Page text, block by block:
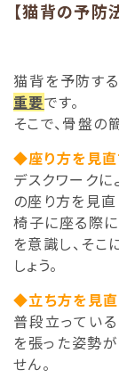
【猫背の予防
猫背を予防する
重要です。
そこで、骨盤の
◆座り方を見直
デスクワークに
の座り方を見直
椅子に座る際に
を意識し、そ
しょう。
◆立ち方を見
普段立ってい
を張った姿勢
せん。